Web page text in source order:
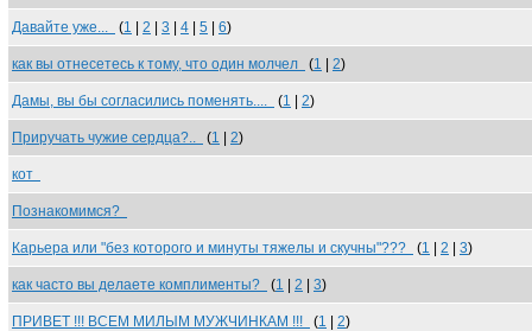
Давайте уже... (1 2 3 4 5 6)
как вы отнесетесь к тому, что один молчел (1 2)
Дамы, вы бы согласились поменять.... (1 2)
Приручать чужие сердца?.. (1 2)
кот
Познакомимся?
Карьера или "без которого и минуты тяжелы и скучны"??? (1 2 3)
как часто вы делаете комплименты? (1 2 3)
ПРИВЕТ !!! ВСЕМ МИЛЫМ МУЖЧИНКАМ !!! (1 2)